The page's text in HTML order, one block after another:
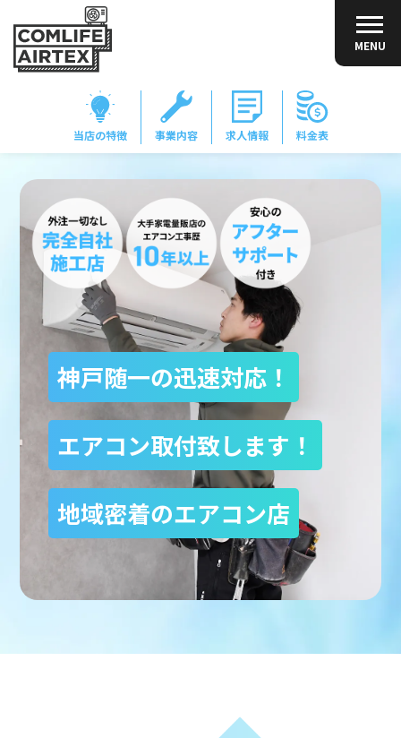
当店の特徴 事業内容 求人情報 料金表
MENU
神戸随一の迅速対応！
エアコン取付致します！
地域密着のエアコン店